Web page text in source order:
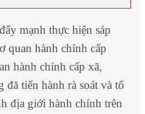
mạnh thực hiện sáp
quan hành chính cấp
hành chính cấp xã,
tiến hành rà soát và tổ
địa giới hành chính trên